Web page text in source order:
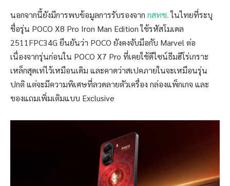
นอกจากนี้ยังมีการพบข้อมูลการรับรองจาก กสทช.ในไทยที่ระบุ
ชื่อรุ่น POCO X8 Pro Iron Man Edition ใช้รหัสโมเดล
2511FPC34G ยืนยันว่า POCO ยังคงจับมือกับ Marvel ต่อ
เนื่องจากรุ่นก่อนใน POCO X7 Pro ที่เคยใช้ดีไซน์ธีมฮีโร่เกราะ
เหล็กสุดเท่ไว้เหมือนเดิม และคาดว่าสเปคภายในจะเหมือนรุ่น
ปกติ แต่จะมีความพิเศษที่ลวดลายตัวเครื่อง กล่องแพ็กเกจ และ
ของแถมเพิ่มเติมแบบ Exclusive